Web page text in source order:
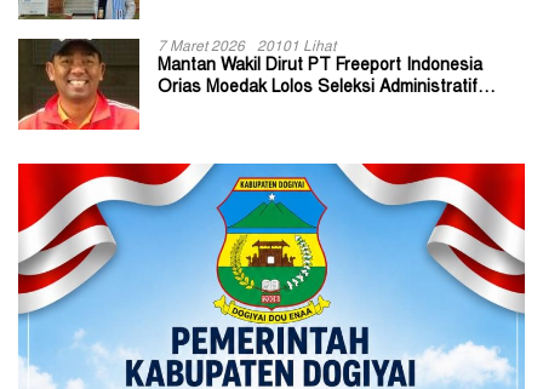
7 Maret 2026 20101 Lihat
Mantan Wakil Dirut PT Freeport Indonesia
Orias Moedak Lolos Seleksi Administratif